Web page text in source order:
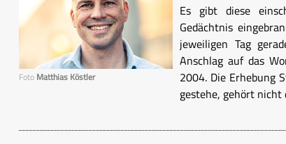
Foto Matthias Köstler
Es gibt diese
Gedächtnis
jeweiligen Tag
Anschlag auf das
2004. Die Erhebung
gestehe, gehört nicht